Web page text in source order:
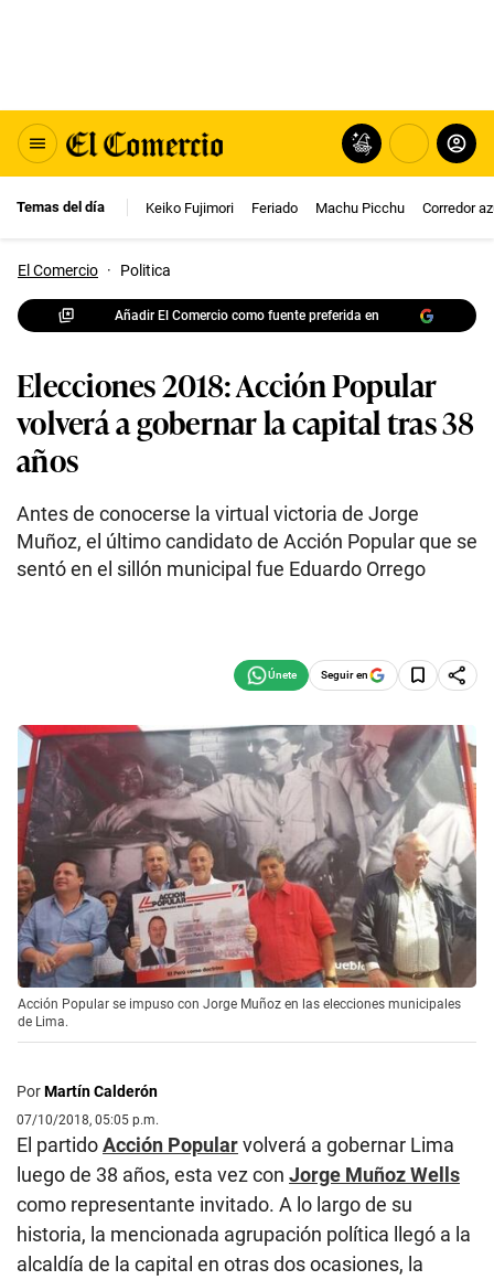
Temas del día Keiko Fujimori Feriado Machu Picchu Corredor
El Comercio · Politica
Añadir El Comercio como fuente preferida en
Elecciones 2018: Acción Popular
volverá a gobernar la capital tras 38
años
Antes de conocerse la virtual victoria de Jorge
Muñoz, el último candidato de Acción Popular que se
sentó en el sillón municipal fue Eduardo Orrego
Seguir en
Acción Popular se impuso con Jorge Muñoz en las elecciones municipales
de Lima.
PorMartín Calderón
07/10/2018, 05:05 p.m.
El partidoAcción Popularvolverá a gobernar Lima
luego de 38 años, esta vez con Jorge Muñoz Wells
como representante invitado. A lo largo de su
historia, la mencionada agrupación política llegó a la
alcaldía de la capital en otras dos ocasiones, la